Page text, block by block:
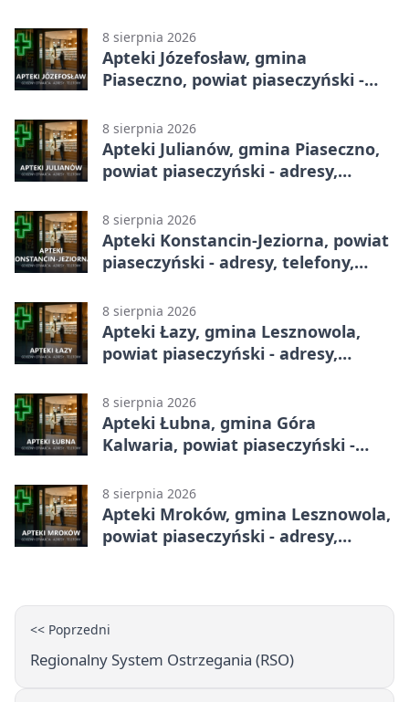
8 sierpnia 2026
Apteki Józefosław, gmina
Piaseczno, powiat piaseczyński -
8 sierpnia 2026
Apteki Julianów, gmina Piaseczno,
powiat piaseczyński - adresy,
8 sierpnia 2026
Apteki Konstancin-Jeziorna, powiat
piaseczyński - adresy, telefony,
8 sierpnia 2026
Apteki Łazy, gmina Lesznowola,
powiat piaseczyński - adresy,
8 sierpnia 2026
Apteki Łubna, gmina Góra
Kalwaria, powiat piaseczyński -
8 sierpnia 2026
Apteki Mroków, gmina Lesznowola,
powiat piaseczyński - adresy,
<< Poprzedni
Regionalny System Ostrzegania (RSO)